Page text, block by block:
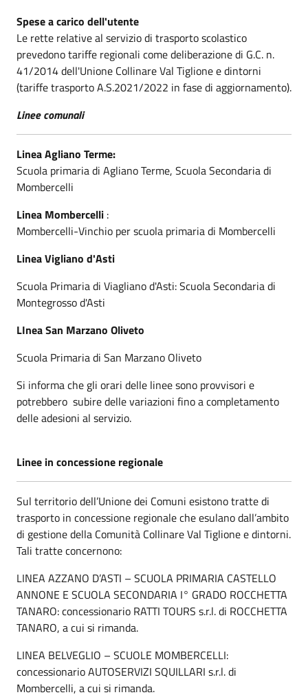
Spese a carico dell'utente
Le rette relative al servizio di trasporto scolastico
prevedono tariffe regionali come deliberazione di G.C. n.
41/2014 dell'Unione Collinare Val Tiglione e dintorni
(tariffe trasporto A.S.2021/2022 in fase di aggiornamento).
Linee comunali
Linea Agliano Terme:
Scuola primaria di Agliano Terme, Scuola Secondaria di
Mombercelli
Linea Mombercelli :
Mombercelli-Vinchio per scuola primaria di Mombercelli
Linea Vigliano d'Asti
Scuola Primaria di Viagliano d'Asti: Scuola Secondaria di
Montegrosso d'Asti
LInea San Marzano Oliveto
Scuola Primaria di San Marzano Oliveto
Si informa che gli orari delle linee sono provvisori e
potrebbero subire delle variazioni fino a completamento
delle adesioni al servizio.
Linee in concessione regionale
Sul territorio dell’Unione dei Comuni esistono tratte di
trasporto in concessione regionale che esulano dall’ambito
di gestione della Comunità Collinare Val Tiglione e dintorni.
Tali tratte concernono:
LINEA AZZANO D’ASTI – SCUOLA PRIMARIA CASTELLO
ANNONE E SCUOLA SECONDARIA I° GRADO ROCCHETTA
TANARO: concessionario RATTI TOURS s.r.l. di ROCCHETTA
TANARO, a cui si rimanda.
LINEA BELVEGLIO – SCUOLE MOMBERCELLI:
concessionario AUTOSERVIZI SQUILLARI s.r.l. di
Mombercelli, a cui si rimanda.